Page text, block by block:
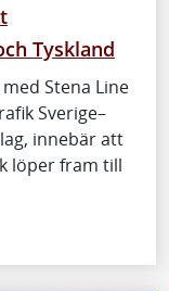
Tyskland
Stena Line
Sverige–
innebär att
löper fram till